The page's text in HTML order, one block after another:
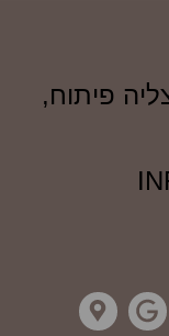
,קומה 4 ,הרצליה פיתוח,